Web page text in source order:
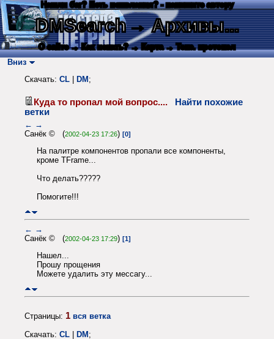
Нашли баг? Есть пожелания? - напишите автору
DMSearch→ Архивы...
О сайте → Как искать? → Карта → Текс. протокол
Вниз
Скачать: CL DM ;
Куда то пропал мой вопрос....
Найти похожие
ветки
← →
Санёк © (2002-04-23 17:26) [0]
На палитре компонентов пропали все компоненты,
кроме TFrame...
Что делать?????
Помогите!!!
← →
Санёк © (2002-04-23 17:29) [1]
Нашел...
Прошу прощения
Можете удалить эту мессагу...
Страницы: 1 вся ветка
Скачать: CL DM ;